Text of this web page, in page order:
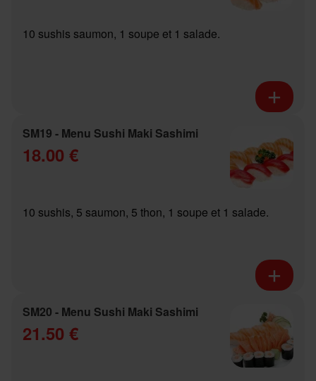
10 sushis saumon, 1 soupe et 1 salade.
SM19 - Menu Sushi Maki Sashimi
18.00 €
10 sushis, 5 saumon, 5 thon, 1 soupe et 1 salade.
SM20 - Menu Sushi Maki Sashimi
21.50 €